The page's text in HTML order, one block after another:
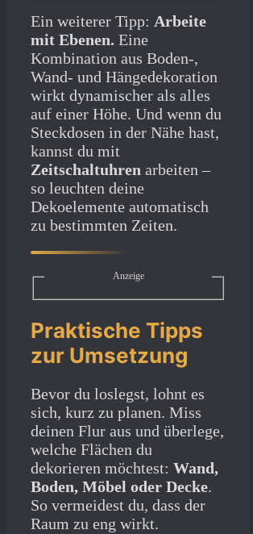
Ein weiterer Tipp: Arbeite
mit Ebenen. Eine
Kombination aus Boden-,
Wand- und Hängedekoration
wirkt dynamischer als alles
auf einer Höhe. Und wenn du
Steckdosen in der Nähe hast,
kannst du mit
Zeitschaltuhren arbeiten –
so leuchten deine
Dekoelemente automatisch
zu bestimmten Zeiten.
Anzeige
Praktische Tipps
zur Umsetzung
Bevor du loslegst, lohnt es
sich, kurz zu planen. Miss
deinen Flur aus und überlege,
welche Flächen du
dekorieren möchtest: Wand,
Boden, Möbel oder Decke.
So vermeidest du, dass der
Raum zu eng wirkt.